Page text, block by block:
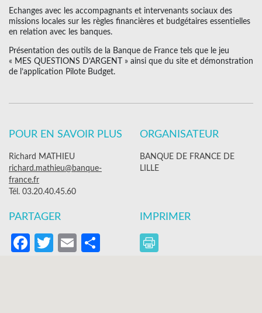
Echanges avec les accompagnants et intervenants sociaux des
missions locales sur les règles financières et budgétaires essentielles
en relation avec les banques.
Présentation des outils de la Banque de France tels que le jeu
« MES QUESTIONS D’ARGENT » ainsi que du site et démonstration
de l’application Pilote Budget.
POUR EN SAVOIR PLUS
Richard MATHIEU
richard.mathieu@banque-
france.fr
Tél. 03.20.40.45.60
ORGANISATEUR
BANQUE DE FRANCE DE
LILLE
PARTAGER
Facebook
Twitter
EmailPartager
IMPRIMER